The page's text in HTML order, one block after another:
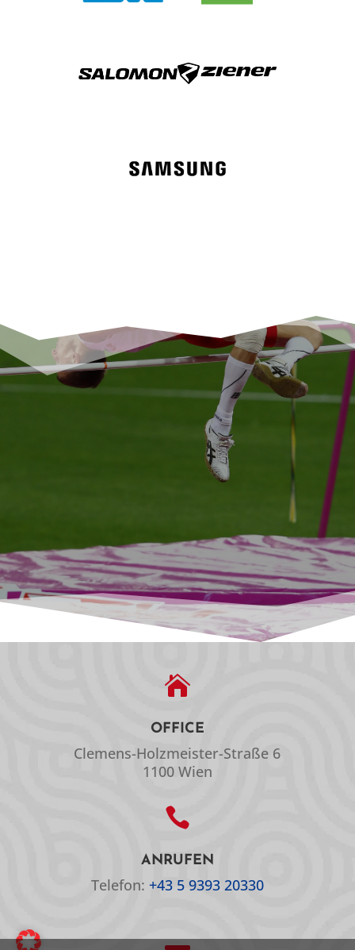

OFFICE
Clemens-Holzmeister-Straße 6
1100 Wien

ANRUFEN
Telefon: +43 5 9393 20330